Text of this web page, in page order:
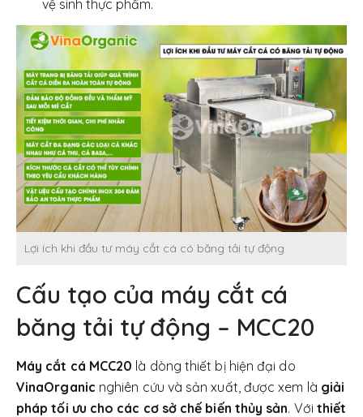
vệ sinh thực phẩm.
Lợi ích khi đầu tư máy cắt cá có băng tải tự động
Cấu tạo của máy cắt cá
băng tải tự động – MCC20
Máy cắt cá MCC20 là dòng thiết bị hiện đại do
VinaOrganic nghiên cứu và sản xuất, được xem là giải
pháp tối ưu cho các cơ sở chế biến thủy sản. Với thiết